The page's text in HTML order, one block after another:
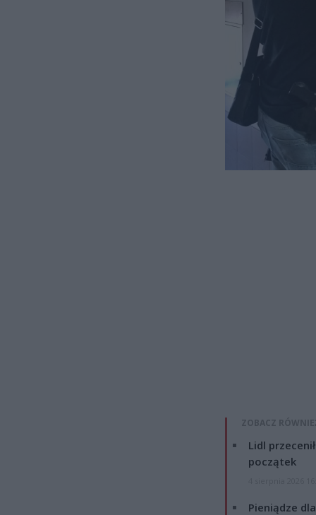
ZOBACZ
Lidl
początek
Pieniądze